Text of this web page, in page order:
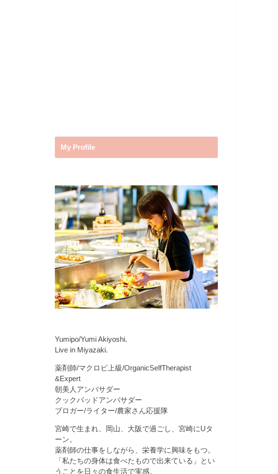
My Profile
Yumipo/Yumi Akiyoshi.
Live in Miyazaki.
薬剤師/マクロビ上級/OrganicSelfTherapist
&Expert
朝美人アンバサダー
クックパッドアンバサダー
ブロガー/ライター/農家さん応援隊
宮崎で生まれ、岡山、大阪で過ごし、宮崎にUタ
ーン。
薬剤師の仕事をしながら、栄養学に興味をもつ。
「私たちの身体は食べたもので出来ている」とい
うことを日々の食生活で実感。